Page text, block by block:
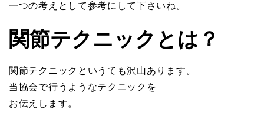
一つの考えとして参考にして下さいね。
関節テクニックとは？
関節テクニックというても沢山あります。
当協会で行うようなテクニックを
お伝えします。